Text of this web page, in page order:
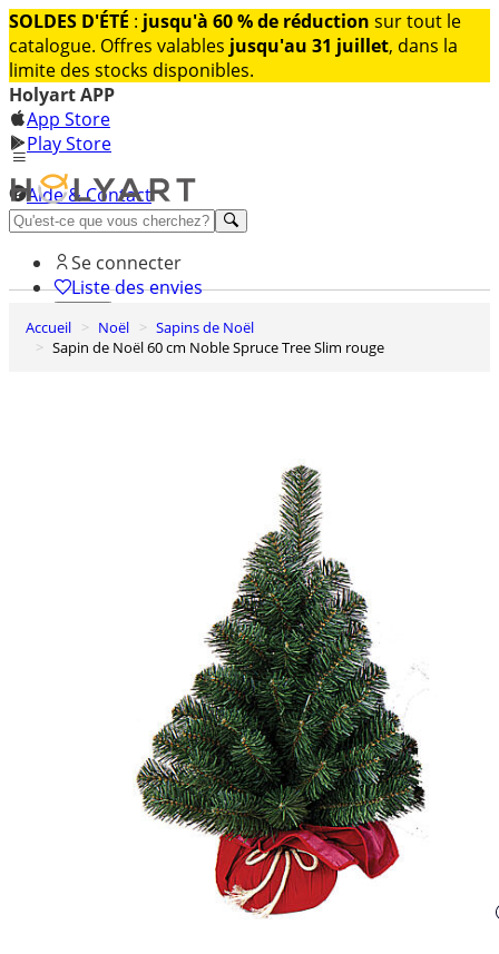
SOLDES D'ÉTÉ : jusqu'à 60 % de réduction sur tout le
catalogue. Offres valables jusqu'au 31 juillet, dans la
limite des stocks disponibles.
Holyart APP
App Store
Play Store
Aide & Contact
Découvrez Premium
Se connecter
Liste des envies
0
Panier
Accueil Noël
Sapins de Noël
Sapin de Noël 60 cm Noble Spruce Tree Slim rouge